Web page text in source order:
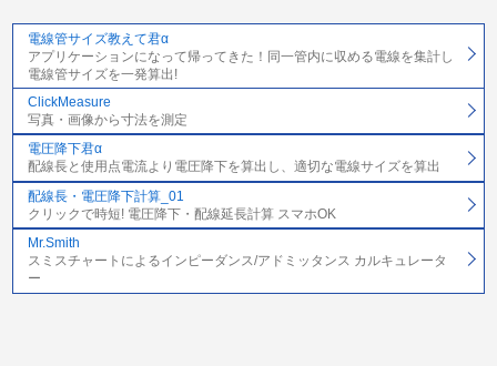
電線管サイズ教えて君α
アプリケーションになって帰ってきた！同一管内に収める電線を集計し
電線管サイズを一発算出!
ClickMeasure
写真・画像から寸法を測定
電圧降下君α
配線長と使用点電流より電圧降下を算出し、適切な電線サイズを算出
配線長・電圧降下計算_01
クリックで時短! 電圧降下・配線延長計算 スマホOK
Mr.Smith
スミスチャートによるインピーダンス/アドミッタンス カルキュレータ
ー